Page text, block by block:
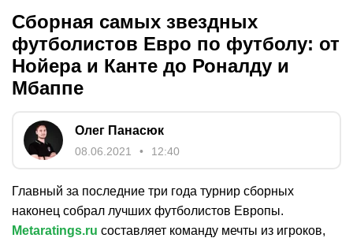
Сборная самых звездных
футболистов Евро по футболу: от
Нойера и Канте до Роналду и
Мбаппе
Олег Панасюк
08.06.2021 12:40
Главный за последние три года турнир сборных
наконец собрал лучших футболистов Европы.
Metaratings.ru составляет команду мечты из игроков,